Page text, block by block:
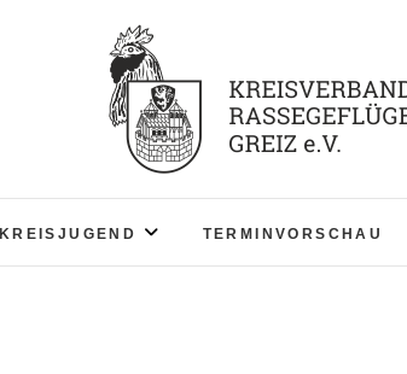
KV RGZ Greiz
KREISJUGEND TERMINVORSCHAU